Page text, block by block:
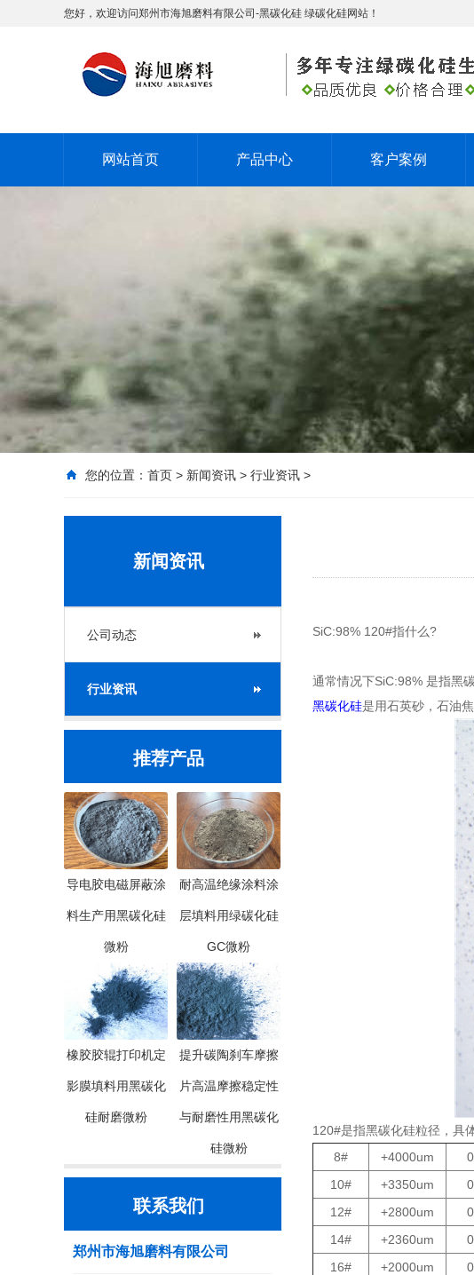
您好，欢迎访问郑州市海旭磨料有限公司-黑碳化硅 绿碳化硅网站！
网站首页 产品中心 客户案例
您的位置： 首页 > 新闻资讯 > 行业资讯 >
新闻资讯
公司动态
行业资讯
推荐产品
导电胶电磁屏蔽涂
料生产用黑碳化硅
微粉
耐高温绝缘涂料涂
层填料用绿碳化硅
GC微粉
橡胶胶辊打印机定
影膜填料用黑碳化
硅耐磨微粉
提升碳陶刹车摩擦
片高温摩擦稳定性
与耐磨性用黑碳化
硅微粉
联系我们
郑州市海旭磨料有限公司
SiC:98% 120#指什么?
通常情况下SiC:98% 是指黑
黑碳化硅是用石英砂，石油
120#是指黑碳化硅粒径，具
8#
+4000um 0
10#
+3350um 0
12#
+2800um 0
14#
+2360um 0
16#
+2000um 0